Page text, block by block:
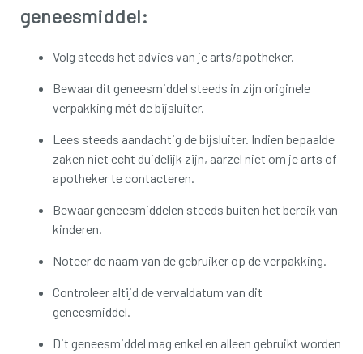
geneesmiddel:
Volg steeds het advies van je arts/apotheker.
Bewaar dit geneesmiddel steeds in zijn originele
verpakking mét de bijsluiter.
Lees steeds aandachtig de bijsluiter. Indien bepaalde
zaken niet echt duidelijk zijn, aarzel niet om je arts of
apotheker te contacteren.
Bewaar geneesmiddelen steeds buiten het bereik van
kinderen.
Noteer de naam van de gebruiker op de verpakking.
Controleer altijd de vervaldatum van dit
geneesmiddel.
Dit geneesmiddel mag enkel en alleen gebruikt worden